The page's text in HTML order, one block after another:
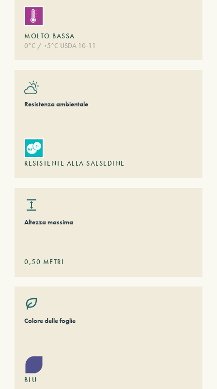
MOLTO BASSA
0°C / +5°C USDA 10-11
Resistenza ambientale
RESISTENTE ALLA SALSEDINE
Altezza massima
0,50 METRI
Colore delle foglie
BLU